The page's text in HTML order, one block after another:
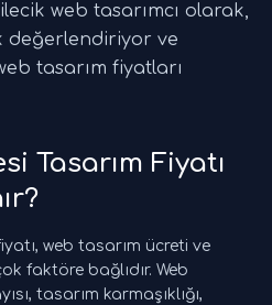
web tasarımcı olarak,
değerlendiriyor ve
tasarım fiyatları
Tasarım Fiyatı
web tasarım ücreti ve
faktöre bağlıdır. Web
tasarım karmaşıklığı,